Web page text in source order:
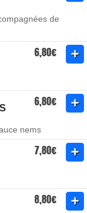
de
6,80€
6,80€
nems
7,80€
8,80€